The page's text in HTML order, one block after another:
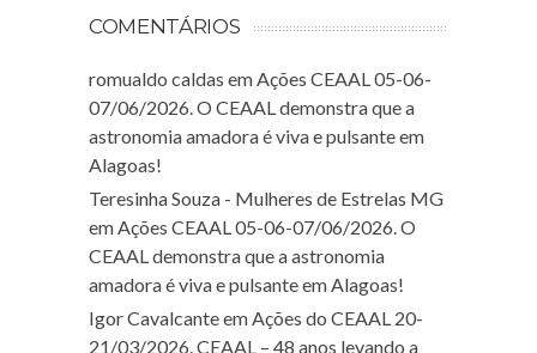
COMENTÁRIOS
romualdo caldas em Ações CEAAL 05-06-
07/06/2026. O CEAAL demonstra que a
astronomia amadora é viva e pulsante em
Alagoas!
Teresinha Souza - Mulheres de Estrelas MG
em Ações CEAAL 05-06-07/06/2026. O
CEAAL demonstra que a astronomia
amadora é viva e pulsante em Alagoas!
Igor Cavalcanteem Ações do CEAAL 20-
21/03/2026. CEAAL – 48 anos levando a